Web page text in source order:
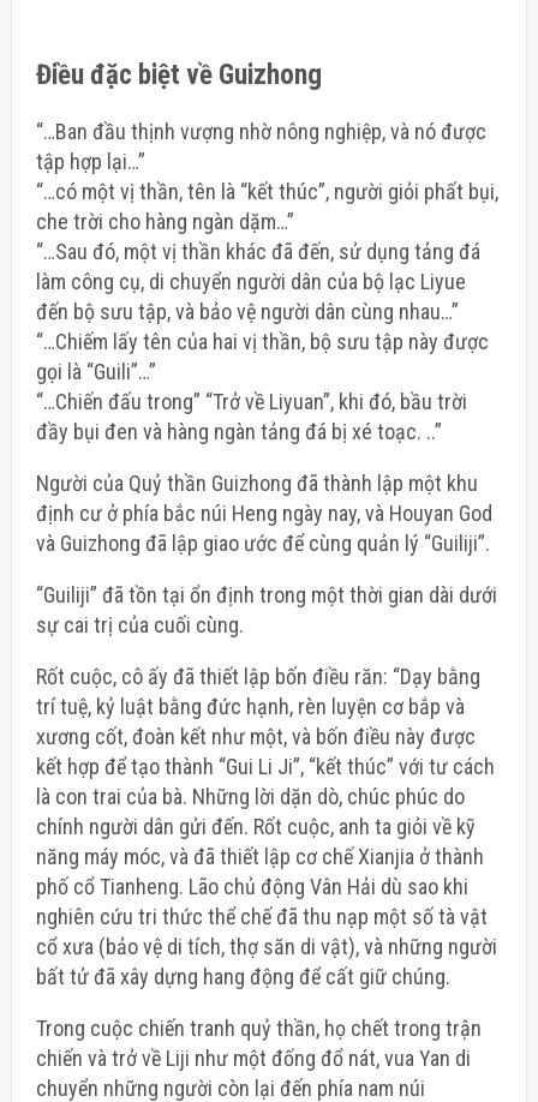
Điều đặc biệt về Guizhong
“…Ban đầu thịnh vượng nhờ nông nghiệp, và nó được
tập hợp lại…”
“…có một vị thần, tên là “kết thúc”, người giỏi phất bụi,
che trời cho hàng ngàn dặm…”
“…Sau đó, một vị thần khác đã đến, sử dụng tảng đá
làm công cụ, di chuyển người dân của bộ lạc Liyue
đến bộ sưu tập, và bảo vệ người dân cùng nhau…”
“…Chiếm lấy tên của hai vị thần, bộ sưu tập này được
gọi là “Guili”…”
“…Chiến đấu trong” “Trở về Liyuan”, khi đó, bầu trời
đầy bụi đen và hàng ngàn tảng đá bị xé toạc. ..”
Người của Quỷ thần Guizhong đã thành lập một khu
định cư ở phía bắc núi Heng ngày nay, và Houyan God
và Guizhong đã lập giao ước để cùng quản lý “Guiliji”.
“Guiliji” đã tồn tại ổn định trong một thời gian dài dưới
sự cai trị của cuối cùng.
Rốt cuộc, cô ấy đã thiết lập bốn điều răn: “Dạy bằng
trí tuệ, kỷ luật bằng đức hạnh, rèn luyện cơ bắp và
xương cốt, đoàn kết như một, và bốn điều này được
kết hợp để tạo thành “Gui Li Ji”, “kết thúc” với tư cách
là con trai của bà. Những lời dặn dò, chúc phúc do
chính người dân gửi đến. Rốt cuộc, anh ta giỏi về kỹ
năng máy móc, và đã thiết lập cơ chế Xianjia ở thành
phố cổ Tianheng. Lão chủ động Vân Hải dù sao khi
nghiên cứu tri thức thể chế đã thu nạp một số tà vật
cổ xưa (bảo vệ di tích, thợ săn di vật), và những người
bất tử đã xây dựng hang động để cất giữ chúng.
Trong cuộc chiến tranh quỷ thần, họ chết trong trận
chiến và trở về Liji như một đống đổ nát, vua Yan di
chuyển những người còn lại đến phía nam núi